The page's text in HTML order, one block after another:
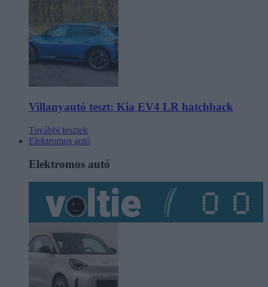
Villanyautó teszt: Kia EV4 LR hatchback
További tesztek
Elektromos autó
Elektromos autó